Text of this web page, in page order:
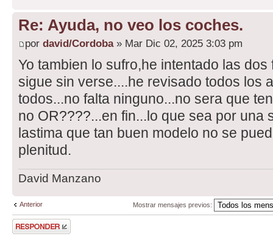
(
SubType( Default )
Shape( "seat1500.s" )
Offset( 0.0, 1.2, -8.3 )
)
)
Re: Ayuda, no veo los coches.
por david/Cordoba» Mar Dic 02, 2025 3:03 pm
Yo tambien lo sufro,he intentado las
sigue sin verse....he revisado todos los
todos...no falta ninguno...no sera que
no OR????...en fin...lo que sea por una
lastima que tan buen modelo no se
plenitud.
David Manzano
Anterior Mostrar mensajes previos:
Publicar una
respuesta